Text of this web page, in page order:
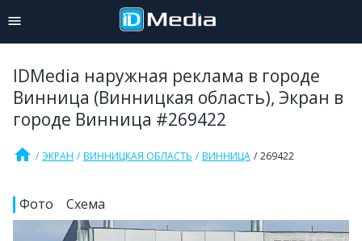
IDMedia наружная реклама в городе
Винница (Винницкая область), Экран в
городе Винница #269422
home ЭКРАН ВИННИЦКАЯ ОБЛАСТЬ ВИННИЦА 269422
Фото Схема